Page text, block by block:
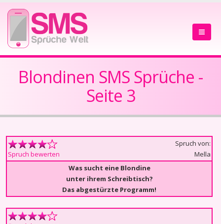
Blondinen SMS Sprüche -
Seite 3
Spruch bewerten
Spruch von:
Mella
Was sucht eine Blondine
unter ihrem Schreibtisch?
Das abgestürzte Programm!